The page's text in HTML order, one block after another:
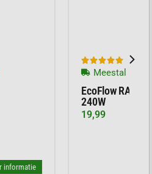
een dag bezorgd
USB-C to USB-C Cable